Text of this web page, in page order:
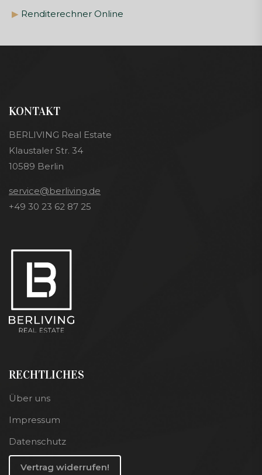
▶ Renditerechner Online
KONTAKT
BERLIVING Real Estate
Klaustaler Str. 34
10589 Berlin
service@berliving.de
+49 30 23 62 87 25
RECHTLICHES
Über uns
Impressum
Datenschutz
Vertrag widerrufen!